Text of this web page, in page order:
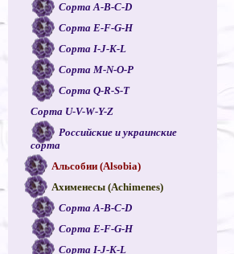
Сорта A-B-C-D
Сорта E-F-G-H
Сорта I-J-K-L
Сорта M-N-O-P
Сорта Q-R-S-T
Сорта U-V-W-Y-Z
Российские и украинские
сорта
Альсобии (Alsobia)
Ахименесы (Achimenes)
Сорта A-B-C-D
Сорта E-F-G-H
Сорта I-J-K-L